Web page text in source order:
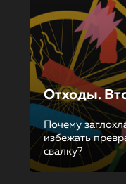
Отходы.
Почему
избежать
свалку?